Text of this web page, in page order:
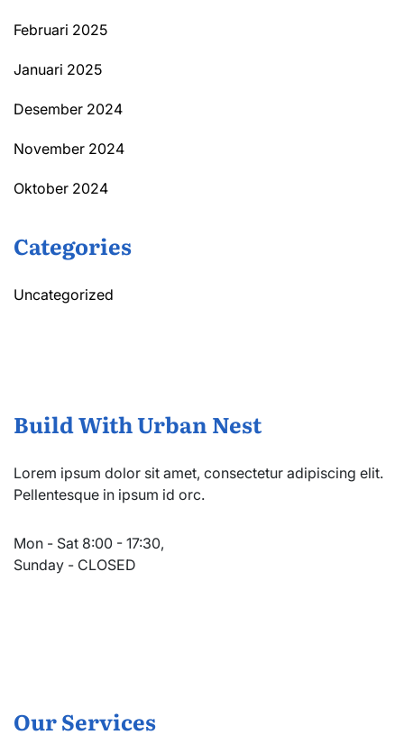
Februari 2025
Januari 2025
Desember 2024
November 2024
Oktober 2024
Categories
Uncategorized
Build With Urban Nest
Lorem ipsum dolor sit amet, consectetur adipiscing elit.
Pellentesque in ipsum id orc.
Mon - Sat 8:00 - 17:30,
Sunday - CLOSED
Our Services